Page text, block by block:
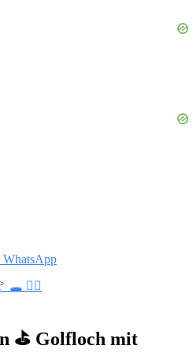
WhatsApp
🕳️ 🏳️‍🌈
⛳ Golfloch mit